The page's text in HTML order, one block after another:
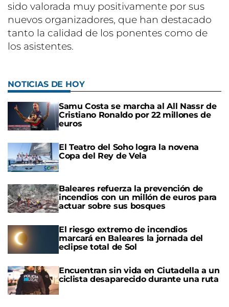
sido valorada muy positivamente por sus
nuevos organizadores, que han destacado
tanto la calidad de los ponentes como de
los asistentes.
NOTICIAS DE HOY
Samu Costa se marcha al All Nassr de
Cristiano Ronaldo por 22 millones de
euros
El Teatro del Soho logra la novena
Copa del Rey de Vela
Baleares refuerza la prevención de
incendios con un millón de euros para
actuar sobre sus bosques
El riesgo extremo de incendios
marcará en Baleares la jornada del
eclipse total de Sol
Encuentran sin vida en Ciutadella a un
ciclista desaparecido durante una ruta